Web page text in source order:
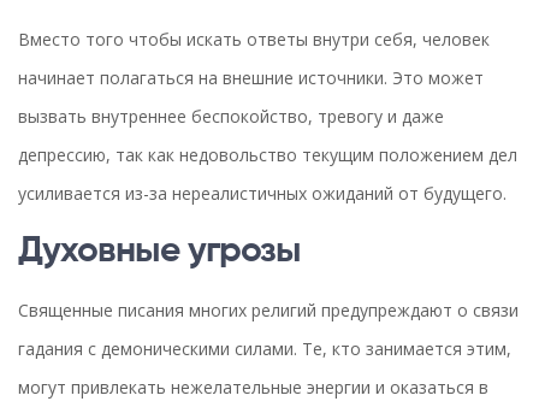
Вместо того чтобы искать ответы внутри себя, человек
начинает полагаться на внешние источники. Это может
вызвать внутреннее беспокойство, тревогу и даже
депрессию, так как недовольство текущим положением дел
усиливается из-за нереалистичных ожиданий от будущего.
Духовные угрозы
Священные писания многих религий предупреждают о связи
гадания с демоническими силами. Те, кто занимается этим,
могут привлекать нежелательные энергии и оказаться в